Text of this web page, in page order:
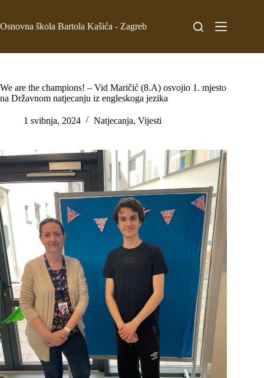
Osnovna škola Bartola Kašića - Zagreb
We are the champions! – Vid Maričić (8.A) osvojio 1. mjesto
na Državnom natjecanju iz engleskoga jezika
1 svibnja, 2024 Natjecanja, Vijesti